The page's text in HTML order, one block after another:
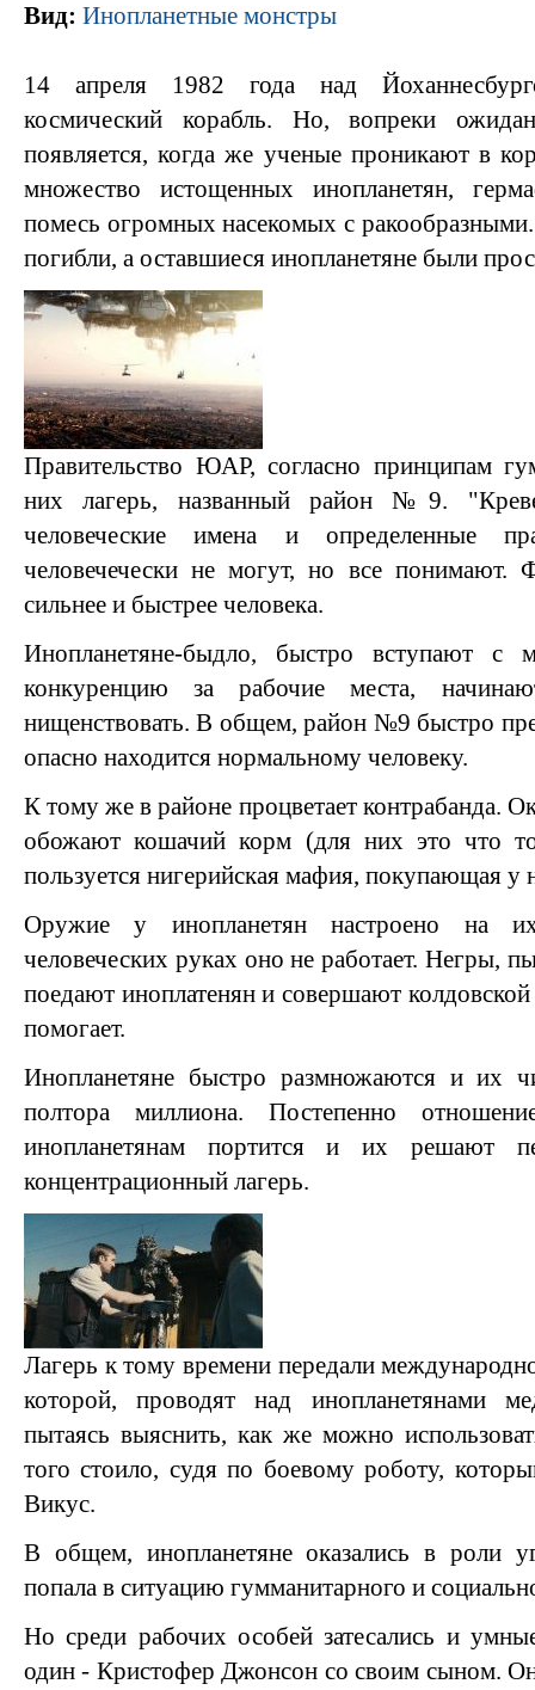
Вид: Инопланетные монстры
14 апреля 1982 года над
космический корабль. Но, вопреки
появляется, когда же ученые проникают в
множество истощенных инопланетян,
помесь огромных насекомых с
погибли, а оставшиеся инопланетяне были
Правительство ЮАР, согласно принципам
них лагерь, названный район №9.
человеческие имена и определенные
человечечески не могут, но все понимают.
сильнее и быстрее человека.
Инопланетяне-быдло, быстро вступают с
конкуренцию за рабочие места,
нищенствовать. В общем, район №9 быстро
опасно находится нормальному человеку.
К тому же в районе процветает контрабанда.
обожают кошачий корм (для них это что
пользуется нигерийская мафия, покупающая у
Оружие у инопланетян настроено на
человеческих руках оно не работает. Негры,
поедают иноплатенян и совершают колдовской
помогает.
Инопланетяне быстро размножаются и их
полтора миллиона. Постепенно
инопланетянам портится и их решают
концентрационный лагерь.
Лагерь к тому времени передали
которой, проводят над инопланетянами
пытаясь выяснить, как же можно
того стоило, судя по боевому роботу,
Викус.
В общем, инопланетяне оказались в роли
попала в ситуацию гумманитарного и
Но среди рабочих особей затесались и
один - Кристофер Джонсон со своим сыном.